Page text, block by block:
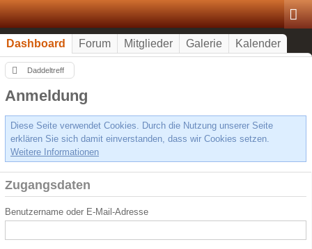
Dashboard Forum Mitglieder Galerie Kalender
Daddeltreff
Anmeldung
Diese Seite verwendet Cookies. Durch die Nutzung unserer Seite
erklären Sie sich damit einverstanden, dass wir Cookies setzen.
Weitere Informationen
Zugangsdaten
Benutzername oder E-Mail-Adresse